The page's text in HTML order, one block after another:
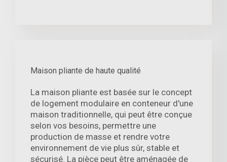
Maison pliante de haute qualité
La maison pliante est basée sur le concept
de logement modulaire en conteneur d'une
maison traditionnelle, qui peut être conçue
selon vos besoins, permettre une
production de masse et rendre votre
environnement de vie plus sûr, stable et
sécurisé. La pièce peut être aménagée de